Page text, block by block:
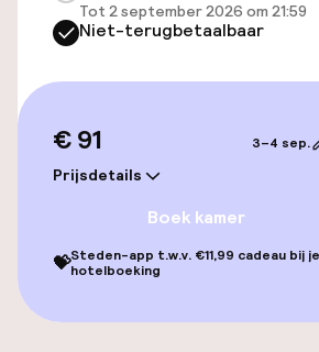
Toegankelijkheid
Lift
Voor toegankelijkheid
geoptimaliseerde
Tot 2 september 2026 om 21:59
Niet-terugbetaalbaar
€ 91
Prijsdetails
3–4 sep.
Boek kamer
💝Steden-app t.w.v. €11,99 cadeau bij je
hotelboeking